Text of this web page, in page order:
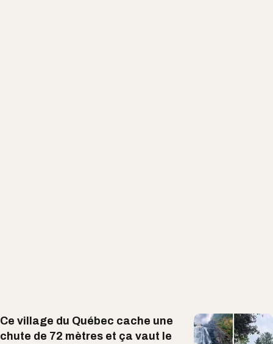
Ce village du Québec cache une
chute de 72 mètres et ça vaut le